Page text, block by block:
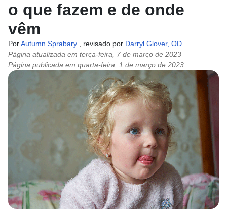
o que fazem e de onde
vêm
PorAutumn Sprabary , revisado por Darryl Glover, OD
Página atualizada em terça-feira, 7 de março de 2023
Página publicada em quarta-feira, 1 de março de 2023